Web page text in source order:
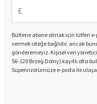
Bültene abone olmak için lütfen
vermek isteğe bağlıdır, ancak
gönderemeyiz. Kişisel veri
56-120 Brzeg Dolny) kayıtlı ofisi
Süpervizörümüze e-posta ile